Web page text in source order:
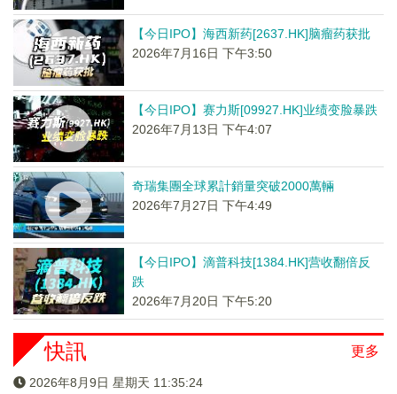
【今日IPO】海西新药[2637.HK]脑瘤药获批
2026年7月16日 下午3:50
【今日IPO】赛力斯[09927.HK]业绩变脸暴跌
2026年7月13日 下午4:07
奇瑞集團全球累計銷量突破2000萬輛
2026年7月27日 下午4:49
【今日IPO】滴普科技[1384.HK]营收翻倍反
跌
2026年7月20日 下午5:20
更多
快訊
2026年8月9日 星期天 11:35:24